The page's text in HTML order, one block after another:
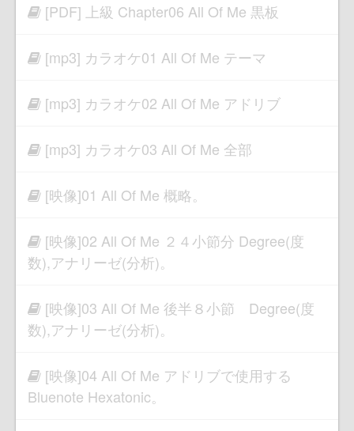
[PDF] 上級 Chapter06 All Of Me 黒板
[mp3] カラオケ01 All Of Me テーマ
[mp3] カラオケ02 All Of Me アドリブ
[mp3] カラオケ03 All Of Me 全部
[映像]01 All Of Me 概略。
[映像]02 All Of Me ２４小節分 Degree(度
数),アナリーゼ(分析)。
[映像]03 All Of Me 後半８小節 Degree(度
数),アナリーゼ(分析)。
[映像]04 All Of Me アドリブで使用する
Bluenote Hexatonic。